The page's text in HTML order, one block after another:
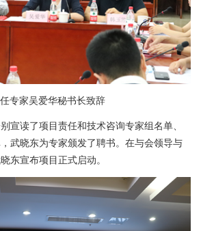
专家吴爱华秘书长致辞
读了项目责任和技术咨询专家组名单、
武晓东为专家颁发了聘书。在与会领导与
东宣布项目正式启动。